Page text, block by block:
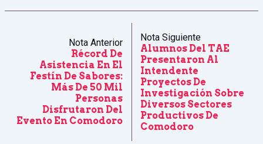
Nota Anterior
Récord De
Asistencia En El
Festín De Sabores:
Más De 50 Mil
Personas
Disfrutaron Del
Evento En Comodoro
Nota Siguiente
Alumnos Del TAE
Presentaron Al
Intendente
Proyectos De
Investigación Sobre
Diversos Sectores
Productivos De
Comodoro